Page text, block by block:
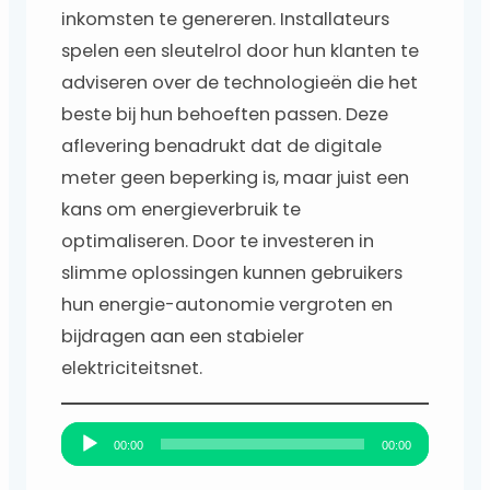
inkomsten te genereren. Installateurs
spelen een sleutelrol door hun klanten te
adviseren over de technologieën die het
beste bij hun behoeften passen. Deze
aflevering benadrukt dat de digitale
meter geen beperking is, maar juist een
kans om energieverbruik te
optimaliseren. Door te investeren in
slimme oplossingen kunnen gebruikers
hun energie-autonomie vergroten en
bijdragen aan een stabieler
elektriciteitsnet.
A
u
00:00 00:00